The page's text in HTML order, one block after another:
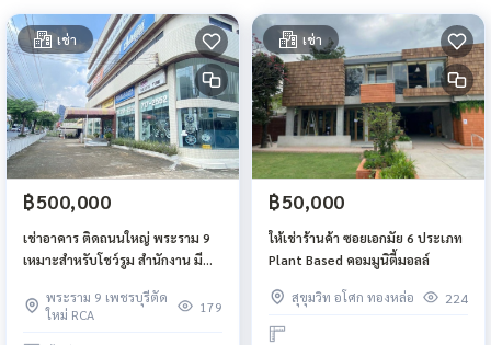
เช่า
฿500,000
เช่าอาคาร ติดถนนใหญ่ พระราม 9
เหมาะสำหรับโชว์รูม สำนักงาน มี
พระราม 9 เพชรบุรีตัด
ใหม่ RCA
179
เช่า
฿50,000
ให้เช่าร้านค้า ซอยเอกมัย 6 ประเภท
Plant Based คอมมูนิตี้มอลล์
สุขุมวิท อโศก ทองหล่อ 224